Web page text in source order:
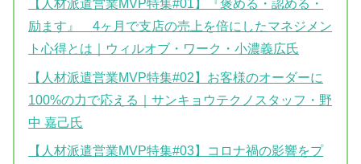
【人材派遣営業MVP特集#01】『褒める・認める・
励ます』 4ヶ月で支店の売上を倍にしたマネジメン
ト心得とは｜ウィルオブ・ワーク・小濃義広氏
【人材派遣営業MVP特集#02】お客様のオーダーに
100%の力で応える｜サンキョウテクノスタッフ・野
中 嘉己氏
【人材派遣営業MVP特集#03】コロナ禍の影響をプ